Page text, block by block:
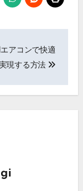
アコンで快適
現する方法